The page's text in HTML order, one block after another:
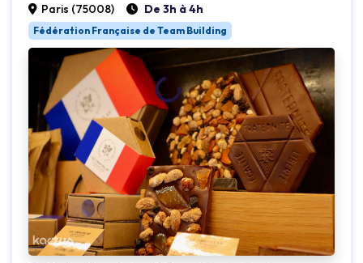
Paris (75008)
De 3h à 4h
Fédération Française de Team Building
Loading...